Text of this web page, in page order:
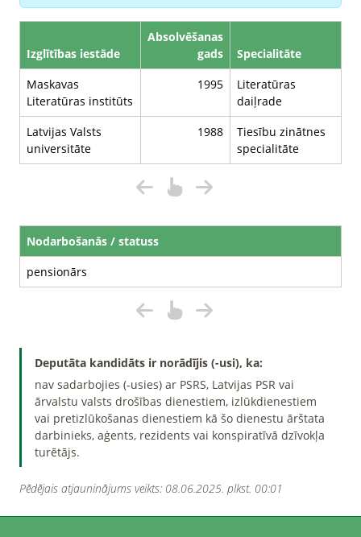
Izglītības iestāde
Absolvēšanas
gads
Specialitāte
Maskavas
Literatūras institūts
1995
Literatūras
daiļrade
Latvijas Valsts
universitāte
1988
Tiesību zinātnes
specialitāte
Nodarbošanās / statuss
pensionārs
Deputāta kandidāts ir norādījis (-usi), ka:
nav sadarbojies (-usies) ar PSRS, Latvijas PSR vai
ārvalstu valsts drošības dienestiem, izlūkdienestiem
vai pretizlūkošanas dienestiem kā šo dienestu ārštata
darbinieks, aģents, rezidents vai konspiratīvā dzīvokļa
turētājs.
Pēdējais atjauninājums veikts: 08.06.2025. plkst. 00:01